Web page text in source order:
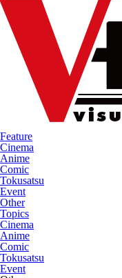
Feature
Cinema
Anime
Comic
Tokusatsu
Event
Other
Topics
Cinema
Anime
Comic
Tokusatsu
Event